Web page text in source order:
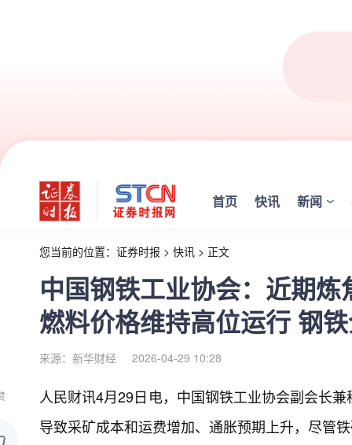
首页 快讯 新闻
您当前的位置： 证券时报 > 快讯 > 正文
中国钢铁工业协会：近期
燃料价格维持高位运行 钢
来源：新华财经 2026-04-29 10:28
人民财讯4月29日电， 中国钢铁工业协会副会长
导致采矿成本和运费增加、通胀预期上升，尽管